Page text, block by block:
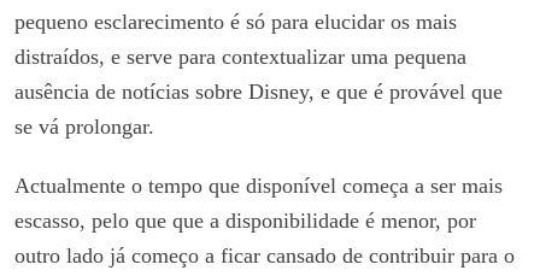
pequeno esclarecimento é só para elucidar os mais
distraídos, e serve para contextualizar uma pequena
ausência de notícias sobre Disney, e que é provável que
se vá prolongar.
Actualmente o tempo que disponível começa a ser mais
escasso, pelo que que a disponibilidade é menor, por
outro lado já começo a ficar cansado de contribuir para o